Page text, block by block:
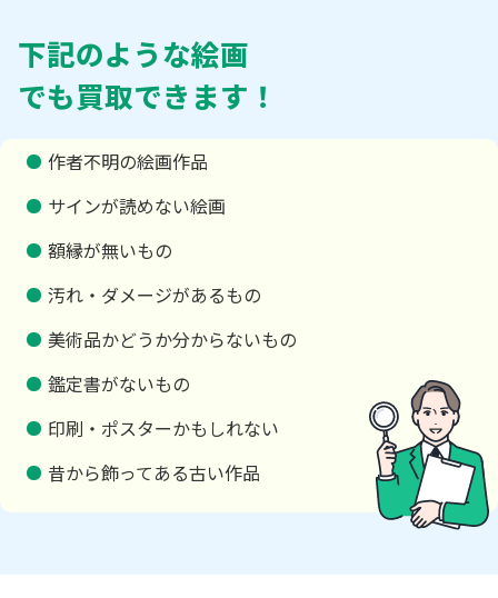
下記のような絵画
でも買取できます！
作者不明の絵画作品
サインが読めない絵画
額縁が無いもの
汚れ・ダメージがあるもの
美術品かどうか分からないもの
鑑定書がないもの
印刷・ポスターかもしれない
昔から飾ってある古い作品